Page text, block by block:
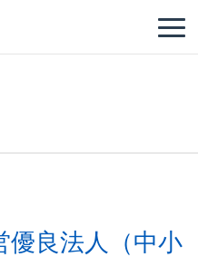
優良法人（中小